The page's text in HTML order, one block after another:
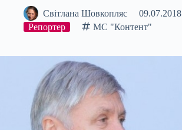
Світлана Шовкопляс
09.07.2018
Репортер
МС "Контент"